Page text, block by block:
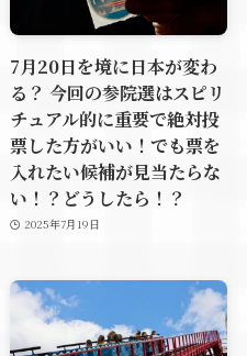
7月20日を境に日本が変わ
る？ 今回の参院選はスピリ
チュアル的に重要で絶対投
票した方がいい！でも票を
入れたい候補が見当たらな
い！？どうしたら！？
2025年7月19日